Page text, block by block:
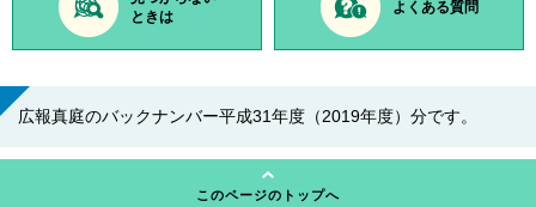
ときは
よくある質問
広報真庭のバックナンバー平成31年度（2019年度）分です。
このページのトップへ